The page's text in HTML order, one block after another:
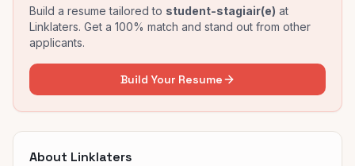
Build a resume tailored to student-stagiair(e) at
Linklaters. Get a 100% match and stand out from other
applicants.
Build Your Resume
About Linklaters